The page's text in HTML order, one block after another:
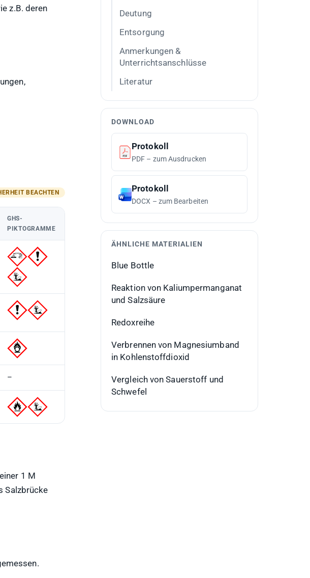
z.B. deren
GHS-
PIKTOGRAMME
–
1 M
Salzbrücke
Deutung
Entsorgung
Anmerkungen &
Unterrichtsanschlüsse
Literatur
DOWNLOAD
Protokoll
PDF – zum Ausdrucken
Protokoll
DOCX – zum Bearbeiten
ÄHNLICHE MATERIALIEN
Blue Bottle
Reaktion von Kaliumpermanganat
und Salzsäure
Redoxreihe
Verbrennen von Magnesiumband
in Kohlenstoffdioxid
Vergleich von Sauerstoff und
Schwefel